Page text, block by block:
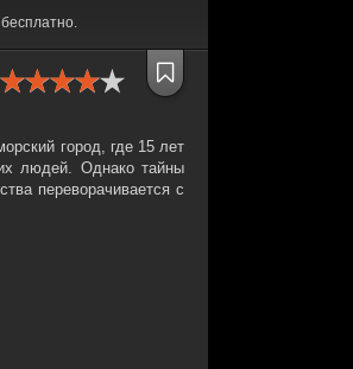
город, где 15 лет
людей. Однако тайны
переворачивается с